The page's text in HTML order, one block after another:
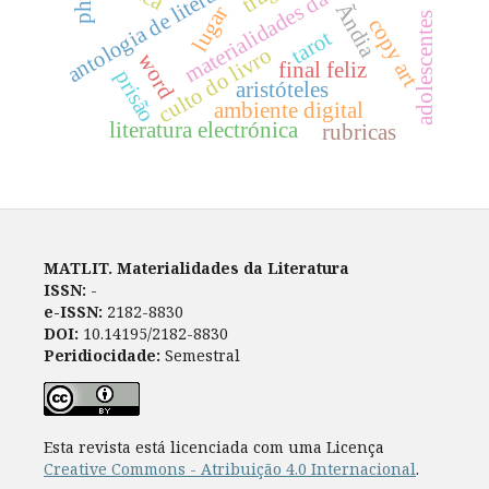
Ãndia
culto do livroaristóteles
final feliz
literatura electrónica
prisão
tarot
word
ambiente digital
rubricas
copy artadolescentes
lugar
MATLIT. Materialidades da Literatura
ISSN: -
e-ISSN: 2182-8830
DOI: 10.14195/2182-8830
Peridiocidade: Semestral
Esta revista está licenciada com uma Licença
Creative Commons - Atribuição 4.0 Internacional.